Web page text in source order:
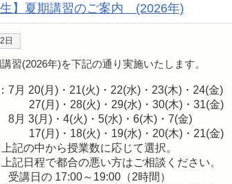
生】夏期講習のご案内 (2026年)
日
習(2026年)を下記の通り実施いたします。
7月 20(月)・21(火)・22(水)・23(木)・24(金)
27(月)・28(火)・29(水)・30(木)・31(金)
8月 3(月)・4(火)・5(水)・6(木)・7(金)
17(月)・18(火)・19(水)・20(木)・21(金)
記の中から授業数に応じて選択。
記日程で都合の悪い方はご相談ください。
講日の 17:00～19:00（2時間）